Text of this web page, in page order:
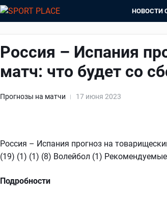
НОВОСТИ
Россия – Испания
матч: что будет со
Прогнозы на матчи 17 июня 2023
Россия – Испания прогноз на
(19) (1) (1) (8) Волейбол (1)
Подробности